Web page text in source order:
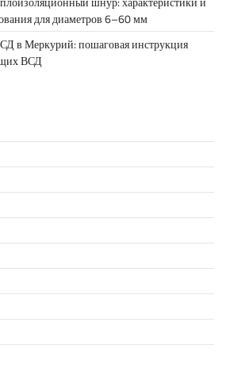
для диаметров 6–60 мм
в Меркурий: пошаговая инструкция
ВСД